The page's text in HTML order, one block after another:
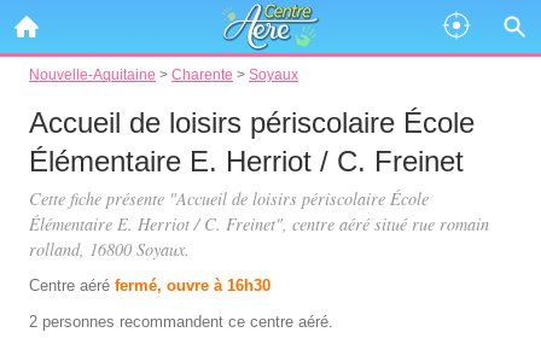
Nouvelle-Aquitaine > Charente > Soyaux
Accueil de loisirs périscolaire École
Élémentaire E. Herriot / C. Freinet
Cette fiche présente "Accueil de loisirs périscolaire École
Élémentaire E. Herriot / C. Freinet", centre aéré situé rue romain
rolland, 16800 Soyaux.
Centre aéré fermé, ouvre à 16h30
2 personnes recommandent ce centre aéré.